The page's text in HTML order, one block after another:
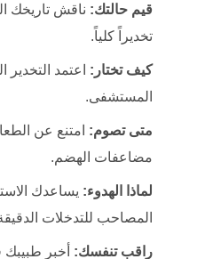
قيم حالتك: ناقش تاريخك
تخديراً كلياً.
كيف تختار: اعتمد
المستشفى.
متى تصوم: امتنع عن
مضاعفات الهضم.
لماذا الهدوء: يساعدك
المصاحب للتدخلات
راقب تنفسك: أخبر